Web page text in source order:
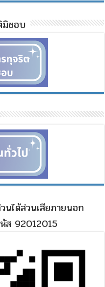
มิชอบ
นได้ส่วนเสียภายนอก
ส 92012015